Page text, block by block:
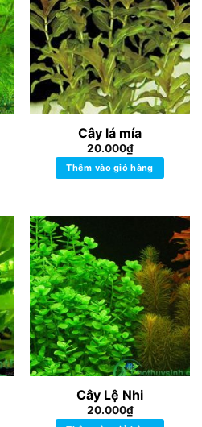
Cây lá mía
20.000₫
Thêm vào giỏ hàng
Cây Lệ Nhi
20.000₫